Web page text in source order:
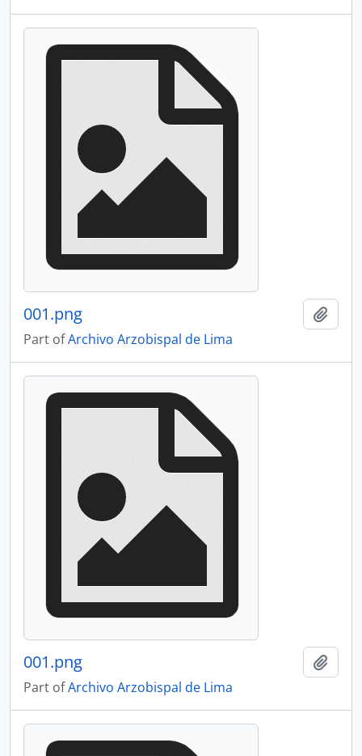
001.png
Part ofArchivo Arzobispal de Lima
001.png
Part ofArchivo Arzobispal de Lima